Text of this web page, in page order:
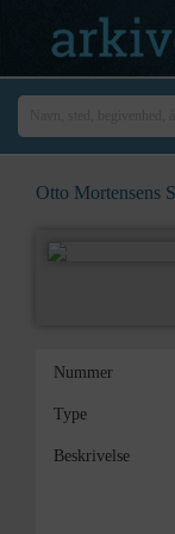
Otto Mortensens
Nummer
Type
Beskrivelse